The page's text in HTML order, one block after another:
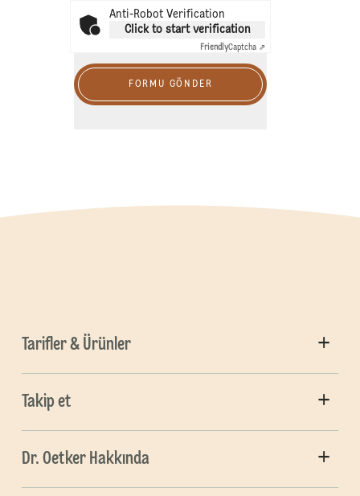
Anti-Robot Verification
Click to start verification
FriendlyCaptcha ⇗
FORMU GÖNDER
Tarifler & Ürünler
Takip et
Dr. Oetker Hakkında